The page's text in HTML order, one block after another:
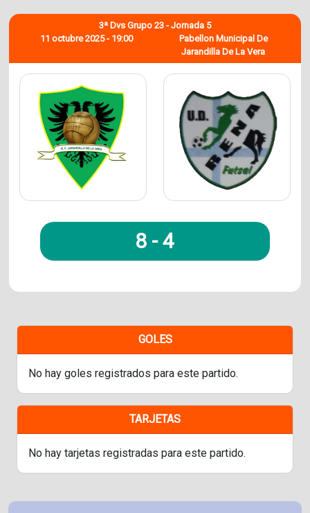
11 octubre 2025 - 19:00
3ª Dvs Grupo 23 - Jornada 5
Pabellon Municipal De
Jarandilla De La Vera
8 -4
GOLES
No hay goles registrados para este partido.
TARJETAS
No hay tarjetas registradas para este partido.